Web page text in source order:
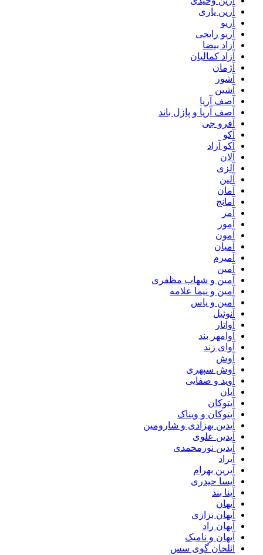
آرین یاری
آریو
آریو رایجی
آزاد بیضا
آزاد کمالیان
آژمان
آشور
آشین
آصف آریا
آصف آریا و پازل باند
آفرو جی
آکو
آکو آزاد
آلان
آلزی
آلین
آمان
آمانج
آمر
آمور
آمون
آمیان
آمیرم
آمین
آمین و شهاب مظفری
آمین و نیما علامه
آمین و یاس
آنوئیل
آواتار
آوامهر بند
آوای زند
آوش
آوش سپهری
آوید و صفایی
آیان
آیتوکان
آیتوکان و ویناک
آیدین بهزادی و شارومین
آیدین علوی
آیدین نورمحمدی
آیراد
آیرین بهرام
آیسا حیدری
آینا بند
آیهان
آیهان بزازی
آیهان راد
آیهان و نامیک
ائلخان گوی سس